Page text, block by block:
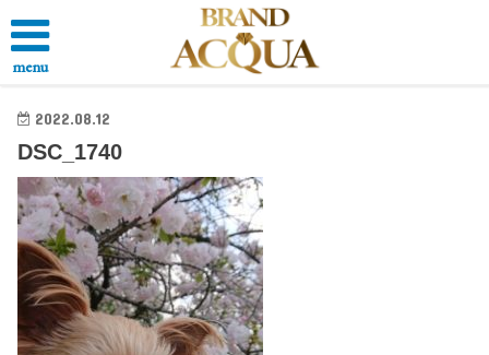
menu
2022.08.12
DSC_1740